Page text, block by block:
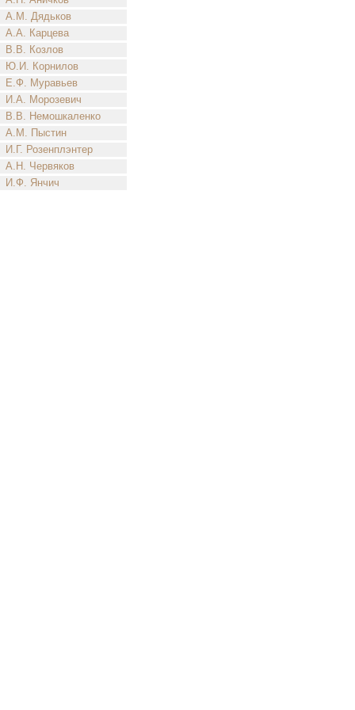
А.М. Дядьков
А.А. Карцева
В.В. Козлов
Ю.И. Корнилов
Е.Ф. Муравьев
И.А. Морозевич
В.В. Немошкаленко
А.М. Пыстин
И.Г. Розенплэнтер
А.Н. Червяков
И.Ф. Янчич